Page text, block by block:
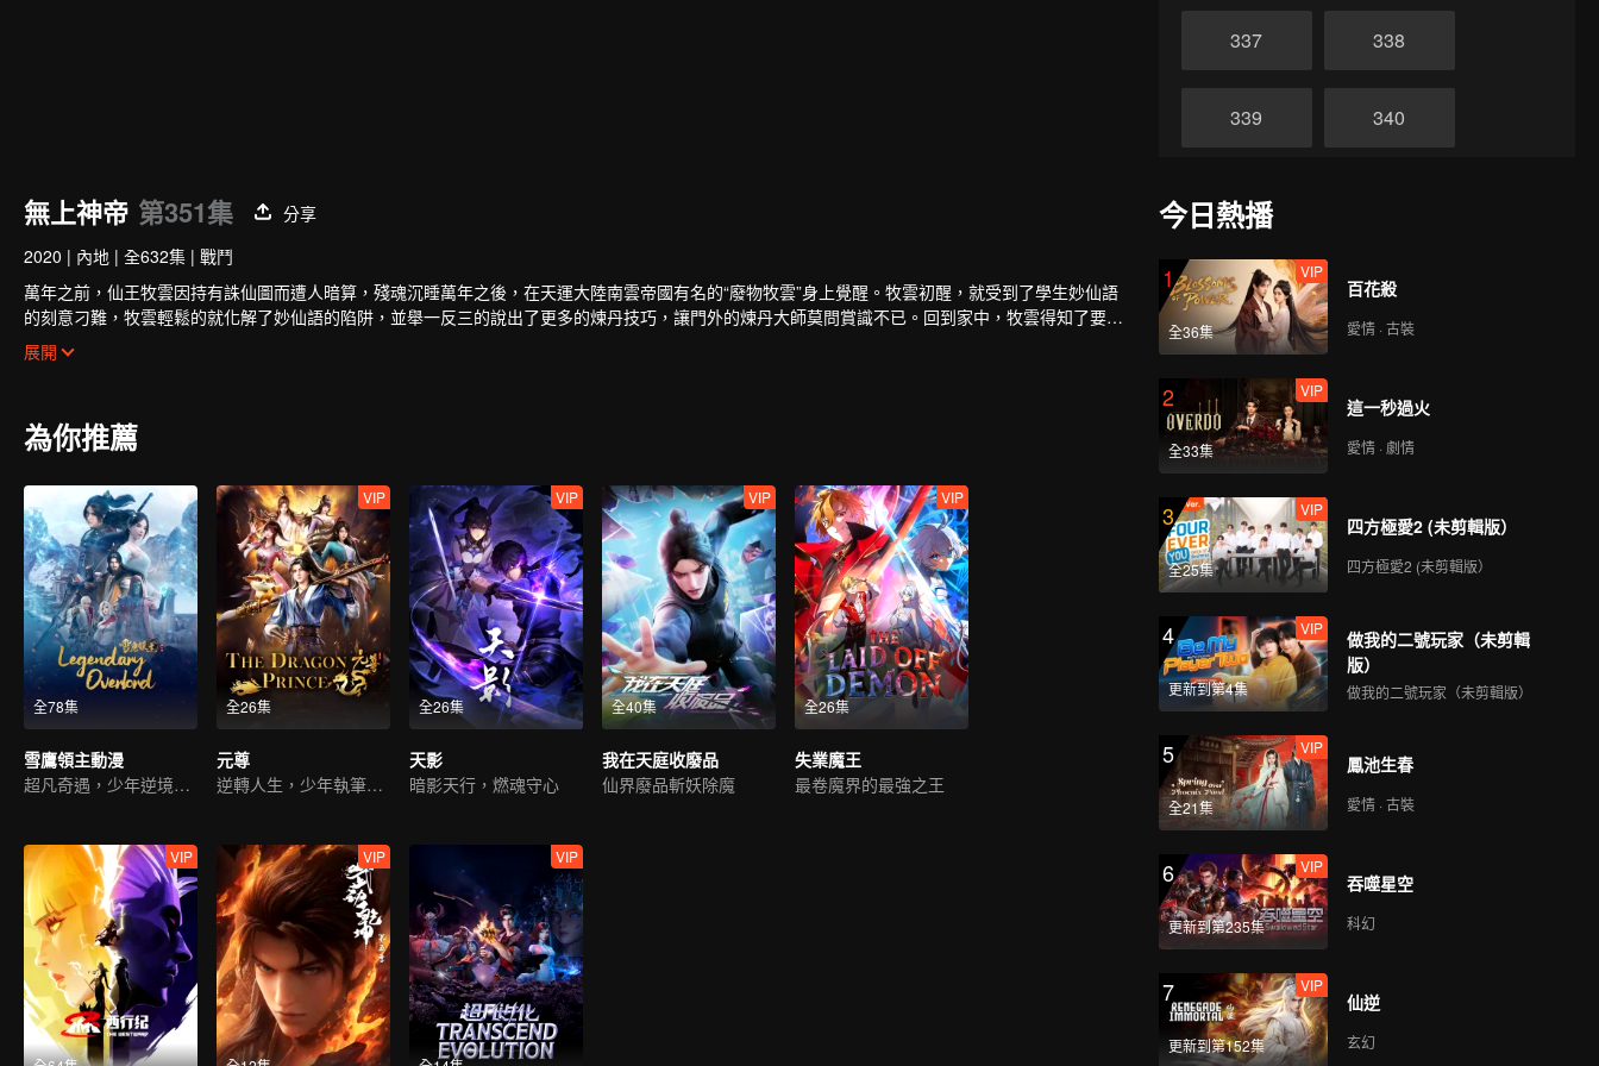
337 338
339 340
341
343
345
347
349
351 352
353
355
357 358
359 360
無上神帝 第351集
分享
2020 | 內地 | 全632集 | 戰鬥
萬年之前，仙王牧雲因持有誅仙圖而遭人暗算，殘魂沉睡萬年之後，在天運大陸南雲帝國有名的“廢物牧雲”身上覺醒。牧雲初醒，就受到了學生妙仙語
的刻意刁難，牧雲輕鬆的就化解了妙仙語的陷阱，並舉一反三的說出了更多的煉丹技巧，讓門外的煉丹大師莫問賞識不已。回到家中，牧雲得知了要與
秦家小姐秦夢瑤結親的消息。秦夢瑤寒毒在身，活不過二十歲，結親不過是為了牧家和秦家的利益。但在牧林辰的勸說下，牧雲以煉丹為條件，答應了
這門親事。煉出了淬骨丹，牧雲的修為有了第一次提升。莫問時常來找牧雲請教，而秦時雨一直想請莫問來治療孫女秦夢瑤。莫問暗示讓牧雲一試，牧
識到了牧雲的能力後，秦夢瑤對牧雲充滿了好奇和興趣，於是成為了北雲學院的導師。而追求秦夢瑤不成的東方玉，嫉妒仇恨之心燃起，誓與牧雲勢不
兩立。牧雲藉著誅仙圖突破修為，去北雲山脈歷練，妙仙語執意同行，途中牧雲以一人之力獵殺十幾頭紫毛獵狼，讓妙仙語十分震驚。而被人指派暗殺
展開
為你推薦
全78集
雪鷹領主動漫
超凡奇遇，少年逆境重生
全26集
VIP
元尊
逆轉人生，少年執筆破蒼穹
全26集
VIP
天影
暗影天行，燃魂守心
全40集
VIP
我在天庭收廢品
仙界廢品斬妖除魔
全26集
VIP
失業魔王
最卷魔界的最強之王
VIP VIP VIP
今日熱播
1
全36集
VIP
百花殺
愛情 · 古裝
2
全33集
VIP
這一秒過火
愛情 · 劇情
3
全25集
VIP
四方極愛2 (未剪輯版）
四方極愛2 (未剪輯版）
4
更新到第4集
VIP
做我的二號玩家（未剪輯
版）
做我的二號玩家（未剪輯版）
5
全21集
VIP
鳳池生春
愛情 · 古裝
6
更新到第235集
VIP
吞噬星空
科幻
7
更新到第152集
VIP
仙逆
玄幻